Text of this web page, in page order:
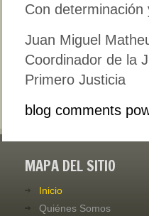
Con determinación
Juan Miguel
Coordinador de la
Primero Justicia
blog comments
MAPA DEL SITIO
Inicio
Quiénes Somos